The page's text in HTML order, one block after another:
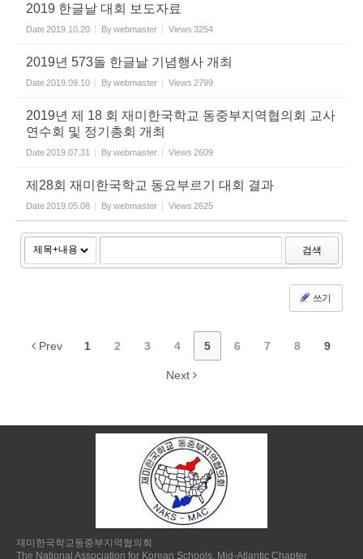
2019 한글날 대회 보도자료
Date2019.10.20 Bywebmaster Views 3254
2019년 573돌 한글날 기념행사 개최
Date2019.09.10 Bywebmaster Views 2799
2019년 제 18 회 재미한국학교 동중부지역협의회 교사
연수회 및 정기총회 개최
Date2019.07.31 Bywebmaster Views 2609
제28회 재미한국학교 동요부르기 대회 결과
Date2019.05.08 Bywebmaster Views 2625
검색
쓰기
Prev 1 2 3 4 5 6 7 8 9
Next
재미한국학교동중부지역협의회
The National Association for Korean Schools, Mid-Atlantic Chapter